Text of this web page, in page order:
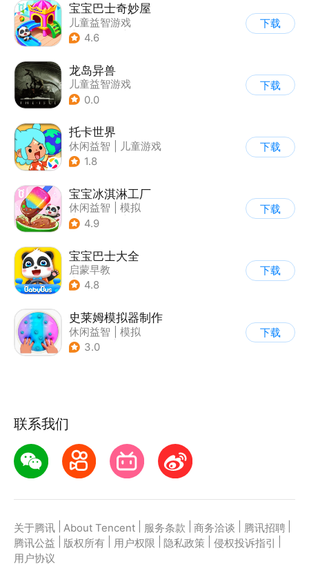
宝宝巴士奇妙屋
儿童益智游戏
| 启蒙早教
4.6
下载
龙岛异兽
儿童益智游戏
0.0
下载
托卡世界
休闲益智
儿童游戏
1.8
下载
宝宝冰淇淋工厂
休闲益智
模拟
| 宝宝巴士
4.9
下载
宝宝巴士大全
启蒙早教
| 儿童益智游戏
4.8
下载
史莱姆模拟器制作
休闲益智
模拟
| 史莱姆
3.0
下载
联系我们
关于腾讯 About Tencent 服务条款 商务洽谈 腾讯招聘
腾讯公益
版权所有 用户权限 隐私政策 侵权投诉指引
用户协议